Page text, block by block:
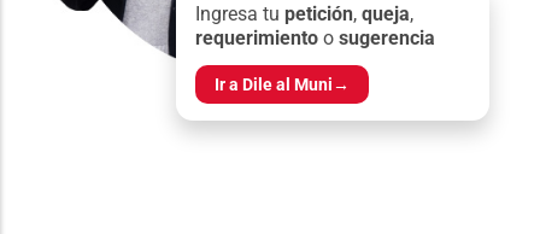
Ingresa tu petición, queja,
requerimiento o sugerencia
Ir a Dile al Muni→